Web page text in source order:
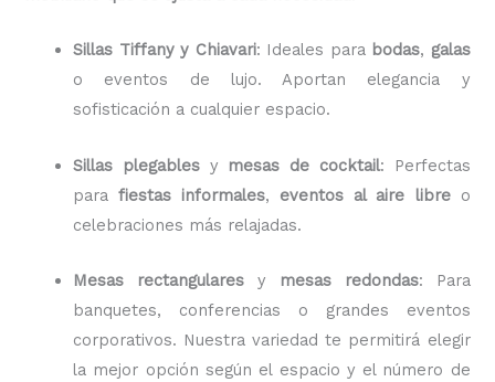
Sillas Tiffany y Chiavari: Ideales para bodas, galas
o eventos de lujo. Aportan elegancia y
sofisticación a cualquier espacio.
Sillas plegablesy mesas de cocktail: Perfectas
parafiestas informales, eventos al aire libreo
celebraciones más relajadas.
Mesas rectangulares y mesas redondas: Para
banquetes, conferencias o grandes eventos
corporativos. Nuestra variedad te permitirá elegir
la mejor opción según el espacio y el número de